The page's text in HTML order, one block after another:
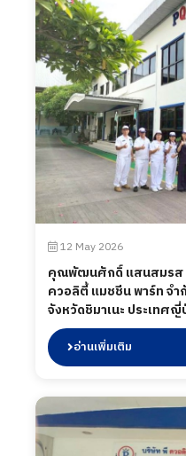
12 May 2026
คุณพัฒนศักดิ์ แสนสมรส กรรมการผู้จัดการ บริษัท พี
ควอลิตี้ แมชชีน พาร์ท จำ
จังหวัดชิมาเนะ ประเทศ
การจัดการในกระบวนก
เปลี่ยนข้อมูลและมุมมองด้
ซัพพลายเชนระหว่างผู้ป
อ่านเพิ่มเติม